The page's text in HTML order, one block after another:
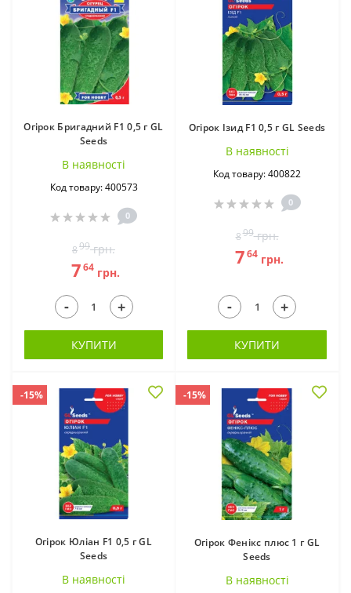
Огірок Бригадний F1 0,5 г GL
Seeds
В наявностi
Код товару: 400573
0
899грн.
764 грн.
- +
КУПИТИ
Огірок Ізид F1 0,5 г GL Seeds
В наявностi
Код товару: 400822
0
899грн.
764грн.
- +
КУПИТИ
-15%
Огірок Юліан F1 0,5 г GL
Seeds
В наявностi
-15%
Огірок Фенікс плюс 1 г GL
Seeds
В наявностi